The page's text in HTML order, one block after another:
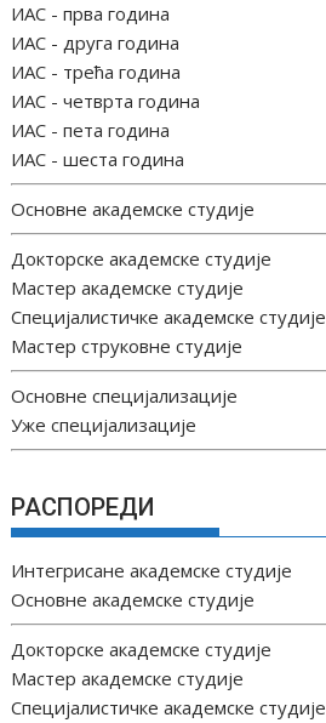
ИАС - прва година
ИАС - друга година
ИАС - трећа година
ИАС - четврта година
ИАС - пета година
ИАС - шеста година
Основне академске студије
Докторске академске студије
Мастер академске студије
Специјалистичке академске студије
Мастер струковне студије
Основне специјализације
Уже специјализације
РАСПОРЕДИ
Интегрисане академске студије
Основне академске студије
Докторске академске студије
Мастер академске студије
Специјалистичке академске студије